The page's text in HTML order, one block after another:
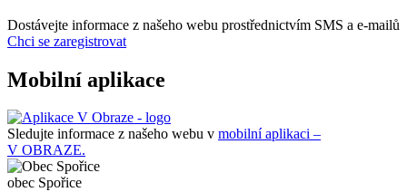
Dostávejte informace z našeho webu prostřednictvím SMS a e-mailů
Chci se zaregistrovat
Mobilní aplikace
Sledujte informace z našeho webu v mobilní aplikaci –
V OBRAZE.
obec Spořice